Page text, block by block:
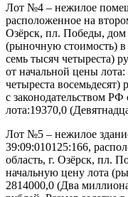
Лот №4 – нежилое
расположенное на
Озёрск, пл. Победы, дом
(рыночную стоимость) в
семь тысяч четыреста)
от начальной цены
четыреста
с законодательством РФ
лота:19370,0
Лот №5 – нежилое
39:09:010125:166,
область, г. Озёрск, пл.
начальную цену лота
2814000,0 (Два